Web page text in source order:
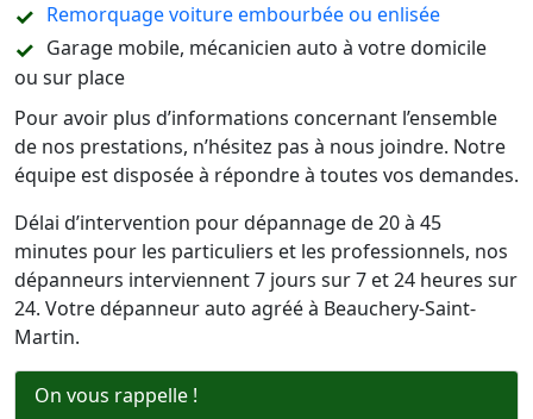
Remorquage voiture embourbée ou enlisée
Garage mobile, mécanicien auto à votre domicile
ou sur place
Pour avoir plus d’informations concernant l’ensemble
de nos prestations, n’hésitez pas à nous joindre. Notre
équipe est disposée à répondre à toutes vos demandes.
Délai d’intervention pour dépannage de 20 à 45
minutes pour les particuliers et les professionnels, nos
dépanneurs interviennent 7 jours sur 7 et 24 heures sur
24. Votre dépanneur auto agréé à Beauchery-Saint-
Martin.
On vous rappelle !